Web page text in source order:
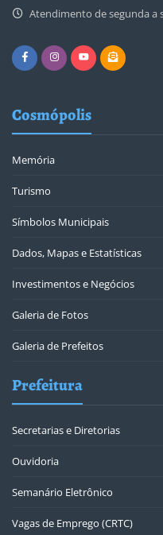
Atendimento de segunda a
Cosmópolis
Memória
Turismo
Símbolos Municipais
Dados, Mapas e Estatísticas
Investimentos e Negócios
Galeria de Fotos
Galeria de Prefeitos
Prefeitura
Secretarias e Diretorias
Ouvidoria
Semanário Eletrônico
Vagas de Emprego (CRTC)